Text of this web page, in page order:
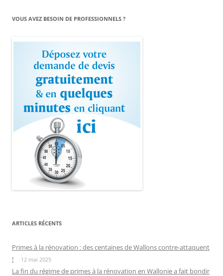
VOUS AVEZ BESOIN DE PROFESSIONNELS ?
ARTICLES RÉCENTS
Primes à la rénovation : des centaines de Wallons contre-attaquent
!
12 mai 2025
La fin du régime de primes à la rénovation en Wallonie a fait bondir